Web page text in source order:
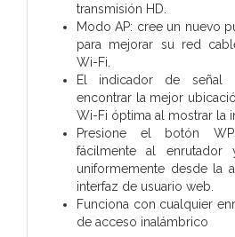
transmisión HD.
Modo AP: cree un nuevo
para mejorar su red
Wi-Fi.
El indicador de señal
encontrar la mejor
Wi-Fi óptima al mostrar la
Presione el botón
fácilmente al enrutador
uniformemente desde la
interfaz de usuario web.
Funciona con cualquier
de acceso inalámbrico